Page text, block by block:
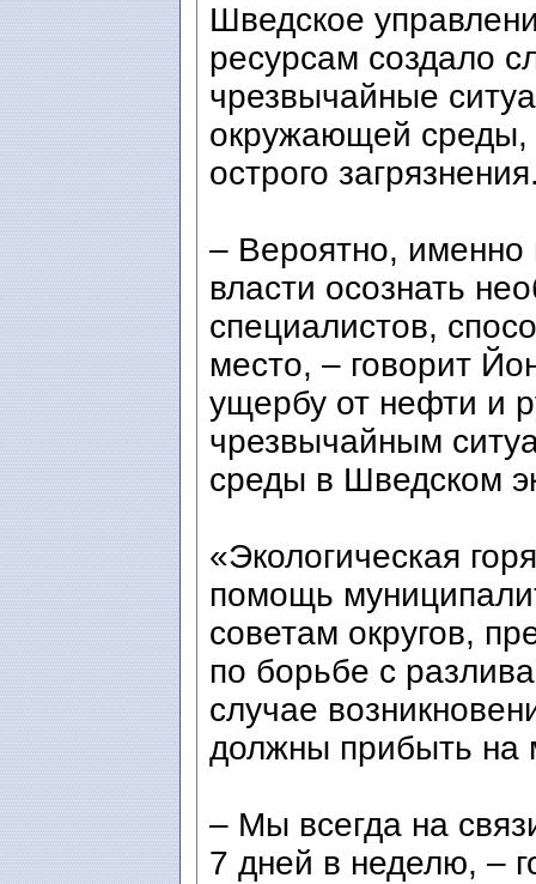
Шведское
ресурсам создало
чрезвычайные
окружающей среды,
острого
– Вероятно, именно
власти осознать
специалистов,
место, – говорит
ущербу от нефти и
чрезвычайным
среды в Шведском
«Экологическая
помощь
советам округов,
по борьбе с
случае
должны прибыть на
– Мы всегда на
7 дней в неделю, –